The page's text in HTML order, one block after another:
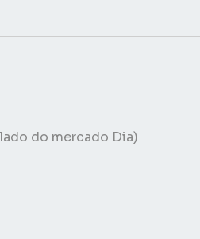
do mercado Dia)